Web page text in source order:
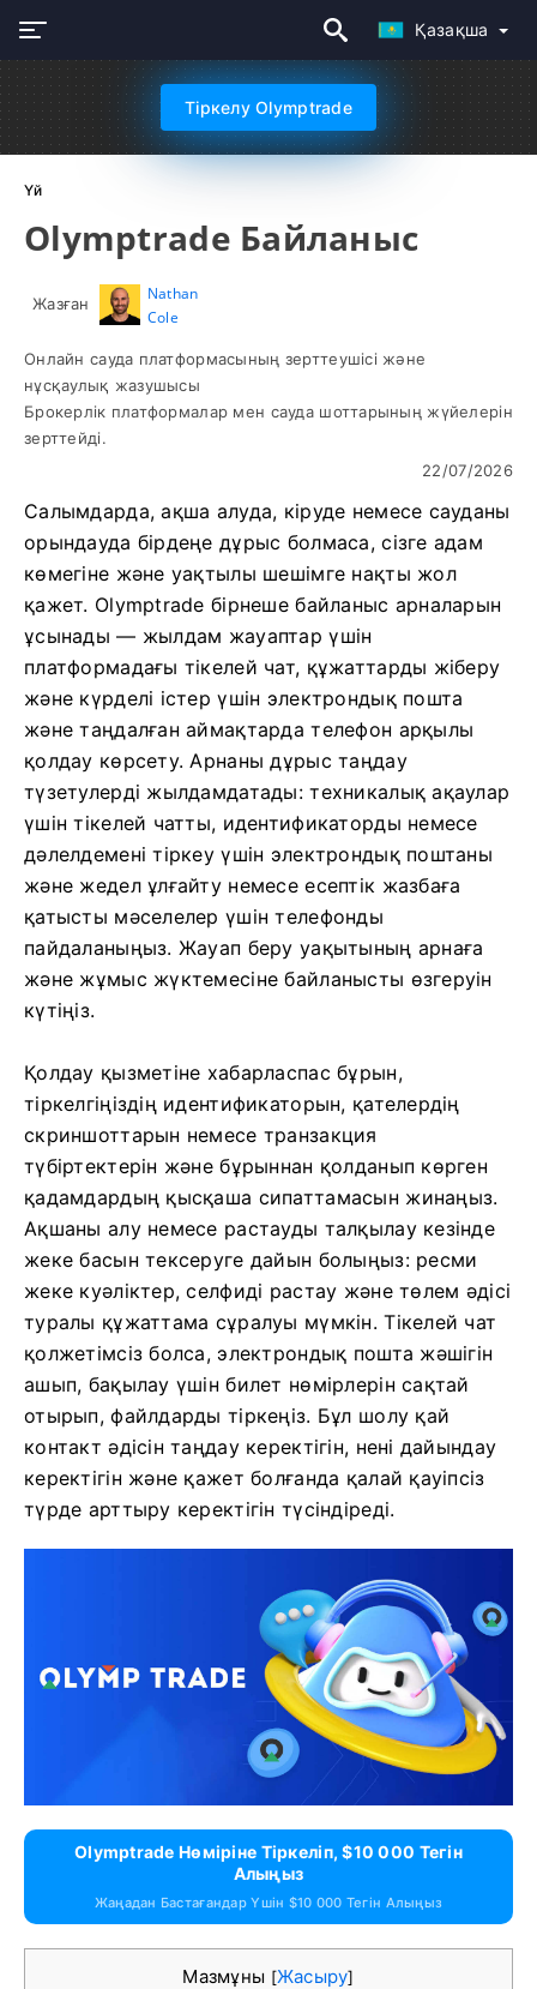
Қазақша
Тіркелу Olymptrade
Үй
Olymptrade Байланыс
Жазған
Nathan
Cole
Онлайн сауда платформасының зерттеушісі және
нұсқаулық жазушысы
Брокерлік платформалар мен сауда шоттарының жүйелерін
зерттейді.
22/07/2026
Салымдарда, ақша алуда, кіруде немесе сауданы
орындауда бірдеңе дұрыс болмаса, сізге адам
көмегіне және уақтылы шешімге нақты жол
қажет. Olymptrade бірнеше байланыс арналарын
ұсынады — жылдам жауаптар үшін
платформадағы тікелей чат, құжаттарды жіберу
және күрделі істер үшін электрондық пошта
және таңдалған аймақтарда телефон арқылы
қолдау көрсету. Арнаны дұрыс таңдау
түзетулерді жылдамдатады: техникалық ақаулар
үшін тікелей чатты, идентификаторды немесе
дәлелдемені тіркеу үшін электрондық поштаны
және жедел ұлғайту немесе есептік жазбаға
қатысты мәселелер үшін телефонды
пайдаланыңыз. Жауап беру уақытының арнаға
және жұмыс жүктемесіне байланысты өзгеруін
күтіңіз.
Қолдау қызметіне хабарласпас бұрын,
тіркелгіңіздің идентификаторын, қателердің
скриншоттарын немесе транзакция
түбіртектерін және бұрыннан қолданып көрген
қадамдардың қысқаша сипаттамасын жинаңыз.
Ақшаны алу немесе растауды талқылау кезінде
жеке басын тексеруге дайын болыңыз: ресми
жеке куәліктер, селфиді растау және төлем әдісі
туралы құжаттама сұралуы мүмкін. Тікелей чат
қолжетімсіз болса, электрондық пошта жәшігін
ашып, бақылау үшін билет нөмірлерін сақтай
отырып, файлдарды тіркеңіз. Бұл шолу қай
контакт әдісін таңдау керектігін, нені дайындау
керектігін және қажет болғанда қалай қауіпсіз
түрде арттыру керектігін түсіндіреді.
Olymptrade Нөміріне Тіркеліп, $10 000 Тегін
Алыңыз
Жаңадан Бастағандар Үшін $10 000 Тегін Алыңыз
Мазмұны [Жасыру]